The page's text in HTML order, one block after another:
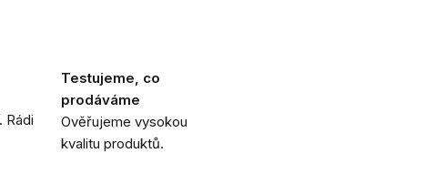
Rádi
Testujeme, co
prodáváme
Ověřujeme vysokou
kvalitu produktů.